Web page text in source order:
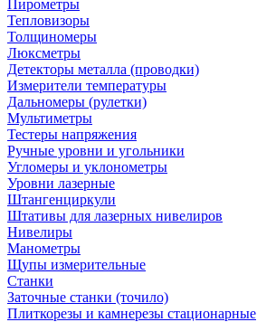
Пирометры
Тепловизоры
Толщиномеры
Люксметры
Детекторы металла (проводки)
Измерители температуры
Дальномеры (рулетки)
Мультиметры
Тестеры напряжения
Ручные уровни и угольники
Угломеры и уклонометры
Уровни лазерные
Штангенциркули
Штативы для лазерных нивелиров
Нивелиры
Манометры
Щупы измерительные
Станки
Заточные станки (точило)
Плиткорезы и камнерезы стационарные